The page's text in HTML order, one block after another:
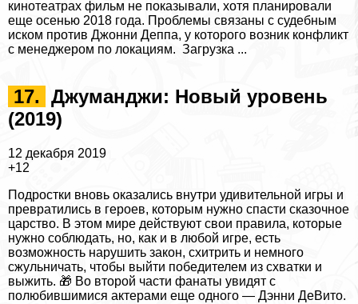
кинотеатрах фильм не показывали, хотя планировали
еще осенью 2018 года. Проблемы связаны с судебным
иском против Джонни Деппа, у которого возник конфликт
с менеджером по локациям. Загрузка ...
17. Джумaнджи: Новый уровень
(2019)
12 декабря 2019
+12
Подростки вновь оказались внутри удивительной игры и
превратились в героев, которым нужно спасти сказочное
царство. В этом мире действуют свои правила, которые
нужно соблюдать, но, как и в любой игре, есть
возможность нарушить закон, схитрить и немного
сжульничать, чтобы выйти победителем из схватки и
выжить. 🎁 Во второй части фанаты увидят с
полюбившимися актерами еще одного — Дэнни ДеВито.